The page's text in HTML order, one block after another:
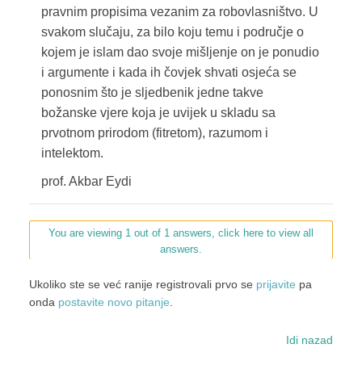
pravnim propisima vezanim za robovlasništvo. U
svakom slučaju, za bilo koju temu i područje o
kojem je islam dao svoje mišljenje on je ponudio
i argumente i kada ih čovjek shvati osjeća se
ponosnim što je sljedbenik jedne takve
božanske vjere koja je uvijek u skladu sa
prvotnom prirodom (fitretom), razumom i
intelektom.
prof. Akbar Eydi
You are viewing 1 out of 1 answers, click here to view all
answers.
Ukoliko ste se već ranije registrovali prvo se prijavite pa
onda postavite novo pitanje.
Idi nazad